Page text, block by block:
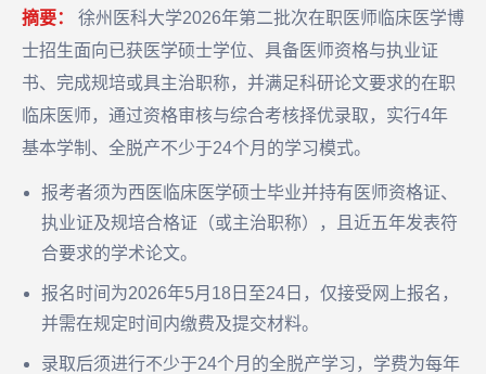
摘要：
徐州医科大学2026年第二批次在职医师临床医学博
士招生面向已获医学硕士学位、具备医师资格与执业证
书、完成规培或具主治职称，并满足科研论文要求的在职
临床医师，通过资格审核与综合考核择优录取，实行4年
基本学制、全脱产不少于24个月的学习模式。
报考者须为西医临床医学硕士毕业并持有医师资格证、
执业证及规培合格证（或主治职称），且近五年发表符
合要求的学术论文。
报名时间为2026年5月18日至24日，仅接受网上报名，
并需在规定时间内缴费及提交材料。
录取后须进行不少于24个月的全脱产学习，学费为每年